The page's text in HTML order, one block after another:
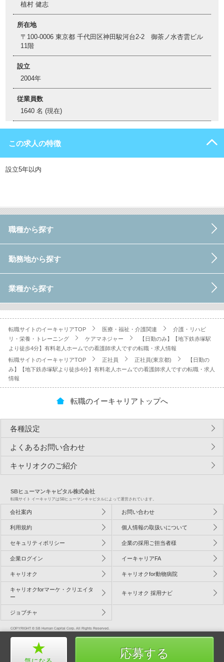
植村 健志
所在地
〒100-0006 東京都 千代田区神田駿河台2-2 御茶ノ水杏雲ビル
11階
設立
2004年
従業員数
1640 名 (現在)
この求人の特徴
設立5年以内
応募する
職種から探す
勤務地から探す
業種から探す
転職サイトのイーキャリアTOP 医療・福祉・介護関連
介護・リハビ
リ・栄養・トレーニング
ケアマネジャー
【日勤のみ】【地下鉄赤塚駅
より徒歩4分】有料老人ホームでの看護師求人ですの転職・求人情報
転職サイトのイーキャリアTOP
正社員 正社員(東京都)
【日勤の
み】【地下鉄赤塚駅より徒歩4分】有料老人ホームでの看護師求人ですの転職・求人
情報
転職のイーキャリアトップへ
各種設定
よくあるお問い合わせ
キャリオクのご紹介
SBヒューマンキャピタル株式会社
転職サイト イーキャリアはSBヒューマンキャピタルによって運営されています。
会社案内 お問い合わせ
利用規約 個人情報の取扱いについて
セキュリティポリシー 企業の採用ご担当者様
企業ログイン イーキャリアFA
キャリオク キャリオクfor動物病院
キャリオクforマーケ・クリエイタ
ー
キャリオク 採用ナビ
ジョブチャ
COPYRIGHT © SB Human Capital Corp. All Rights Reserved.